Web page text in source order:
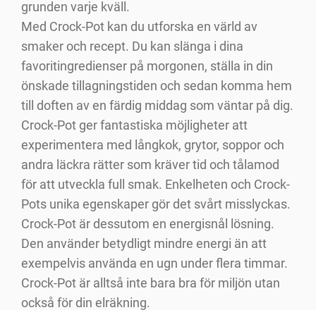
grunden varje kväll.
Med Crock-Pot kan du utforska en värld av
smaker och recept. Du kan slänga i dina
favoritingredienser på morgonen, ställa in din
önskade tillagningstiden och sedan komma hem
till doften av en färdig middag som väntar på dig.
Crock-Pot ger fantastiska möjligheter att
experimentera med långkok, grytor, soppor och
andra läckra rätter som kräver tid och tålamod
för att utveckla full smak. Enkelheten och Crock-
Pots unika egenskaper gör det svårt misslyckas.
Crock-Pot är dessutom en energisnål lösning.
Den använder betydligt mindre energi än att
exempelvis använda en ugn under flera timmar.
Crock-Pot är alltså inte bara bra för miljön utan
också för din elräkning.